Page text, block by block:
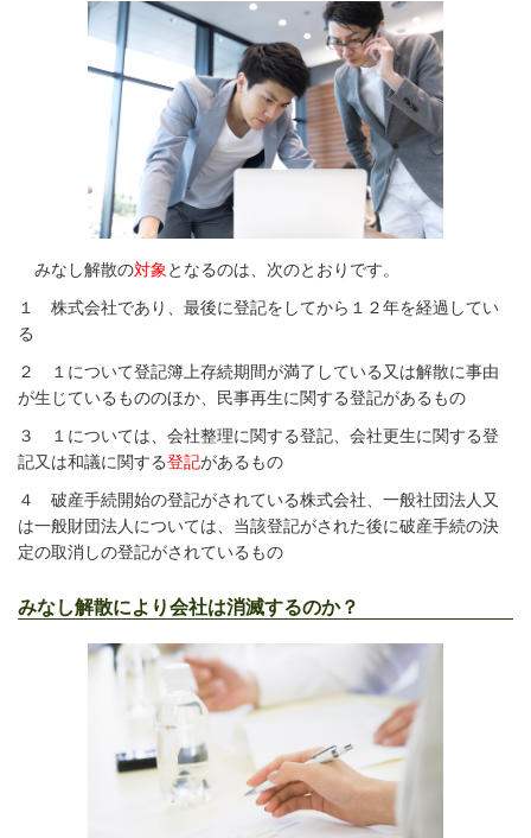
みなし解散の対象となるのは、次のとおりです。
１ 株式会社であり、最後に登記をしてから１２年を経過してい
る
２ １について登記簿上存続期間が満了している又は解散に事由
が生じているもののほか、民事再生に関する登記があるもの
３ １については、会社整理に関する登記、会社更生に関する登
記又は和議に関する登記があるもの
４ 破産手続開始の登記がされている株式会社、一般社団法人又
は一般財団法人については、当該登記がされた後に破産手続の決
定の取消しの登記がされているもの
みなし解散により会社は消滅するのか？